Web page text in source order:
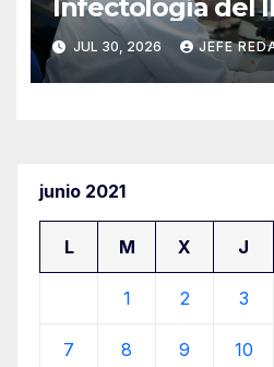
Infectología del
fortalece
prevención del
en personas con
JUL 30, 2026 JEFE
junio 2021
L M X J
1 2 3
7 8 9 10